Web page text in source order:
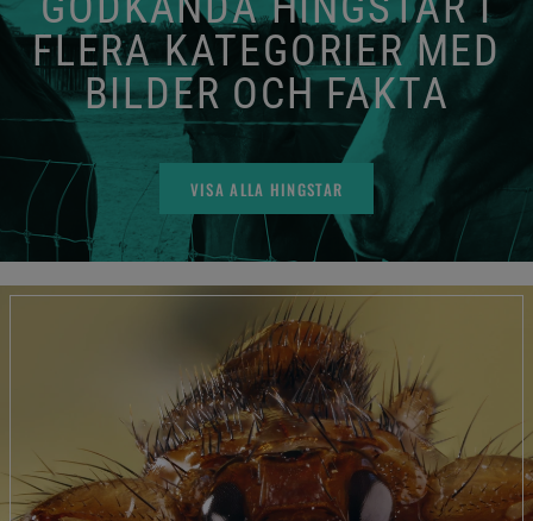
FLERA KATEGORIER MED
BILDER OCH FAKTA
VISA ALLA HINGSTAR